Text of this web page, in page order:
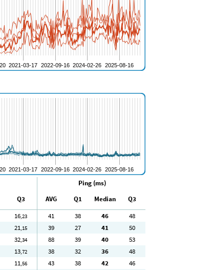
Ping (ms)
Q3 AVG Q1 Median
Q3
16,23 41 38 46
48
21,15 39 27 41
50
32,34 88 39 40
53
13,72 38 32 36
48
11,56 43 38 42
46